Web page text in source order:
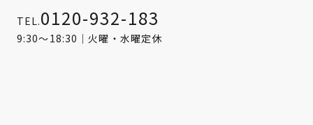
TEL.0120-932-183
9:30～18:30｜火曜・水曜定休